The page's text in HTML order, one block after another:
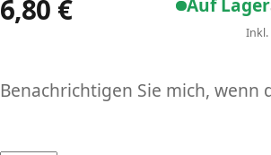
Auf Lager
6,80 €
Inkl.
Benachrichtigen Sie mich, wenn